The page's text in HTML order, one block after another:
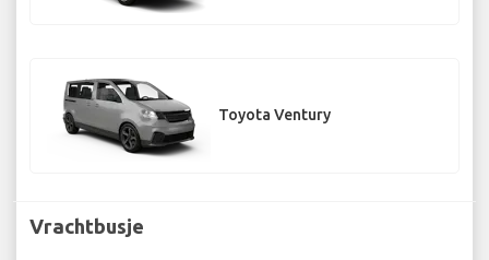
Toyota Ventury
Vrachtbusje